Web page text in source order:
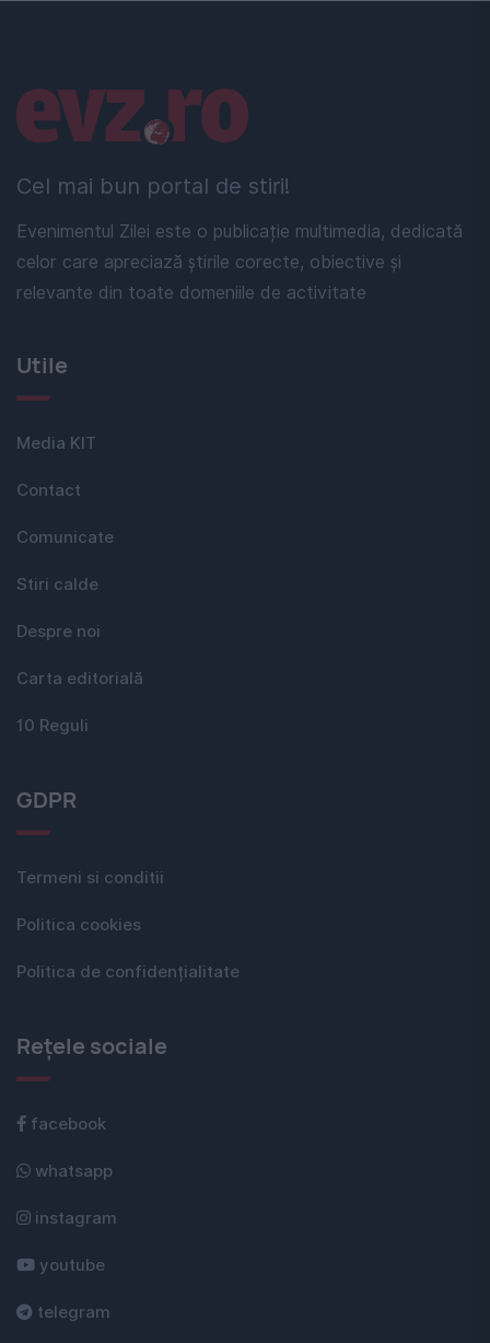
Cel mai bun portal de stiri!
Evenimentul Zilei este o publicație multimedia, dedicată
celor care apreciază știrile corecte, obiective și
relevante din toate domeniile de activitate
Linkuri utile
Utile
Media KIT
Contact
Comunicate
Stiri calde
Despre noi
Carta editorială
10 Reguli
GDPR
Termeni si conditii
Politica cookies
Politica de confidențialitate
Rețele sociale
facebook
whatsapp
instagram
youtube
telegram